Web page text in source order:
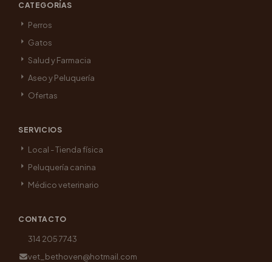
CATEGORÍAS
Perros
Gatos
Salud y Farmacia
Aseo y Peluquería
Ofertas
SERVICIOS
Local - Tienda física
Peluquería canina
Médico veterinario
CONTACTO
314 205 7743
vet_bethoven@hotmail.com